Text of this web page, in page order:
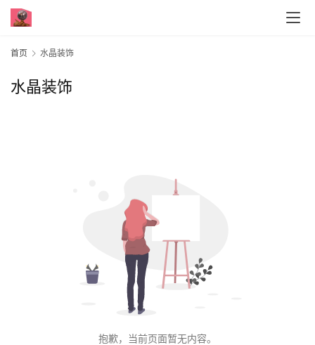
首页 水晶装饰
水晶装饰
抱歉，当前页面暂无内容。